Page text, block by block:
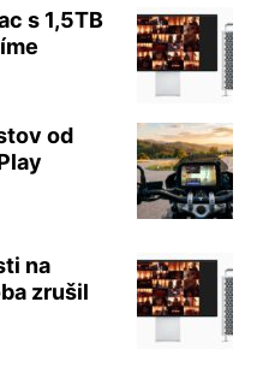
s 1,5TB
od
na
zrušil